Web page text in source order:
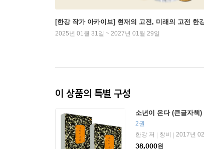
[한강 작가 아카이브] 현재의 고전, 미래의 고전 한
2025년 01월 31일 ~ 2027년 01월 29일
이 상품의 특별 구성
소년이 온다 (큰글자책)
2권
한강 저
창비
2017년
38,000원